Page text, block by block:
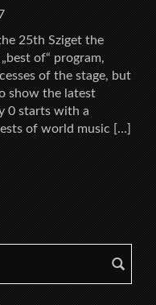
25th Sziget the
of“ program,
of the stage, but
show the latest
0 starts with a
of world music […]